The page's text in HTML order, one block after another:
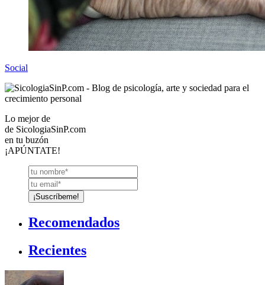
Social
Lo mejor de
de SicologiaSinP.com
en tu buzón
¡APÚNTATE!
Recomendados
Recientes